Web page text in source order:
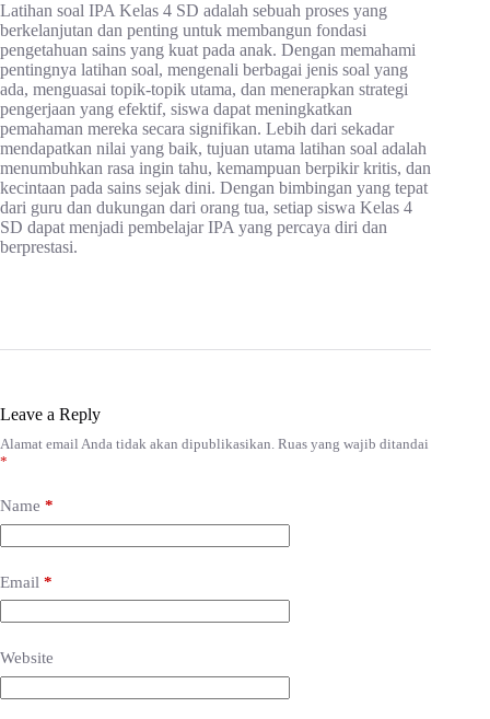
Latihan soal IPA Kelas 4 SD adalah sebuah proses yang
berkelanjutan dan penting untuk membangun fondasi
pengetahuan sains yang kuat pada anak. Dengan memahami
pentingnya latihan soal, mengenali berbagai jenis soal yang
ada, menguasai topik-topik utama, dan menerapkan strategi
pengerjaan yang efektif, siswa dapat meningkatkan
pemahaman mereka secara signifikan. Lebih dari sekadar
mendapatkan nilai yang baik, tujuan utama latihan soal adalah
menumbuhkan rasa ingin tahu, kemampuan berpikir kritis, dan
kecintaan pada sains sejak dini. Dengan bimbingan yang tepat
dari guru dan dukungan dari orang tua, setiap siswa Kelas 4
SD dapat menjadi pembelajar IPA yang percaya diri dan
berprestasi.
Leave a Reply
Alamat email Anda tidak akan dipublikasikan. Ruas yang wajib ditandai
*
Name *
Email *
Website